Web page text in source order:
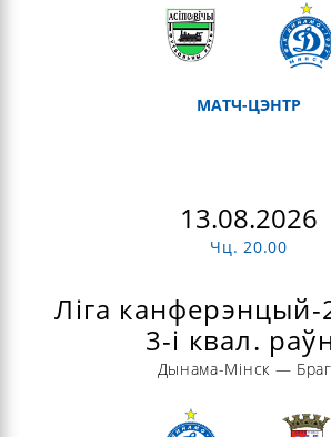
МАТЧ-ЦЭНТР
13.08.2026
Чц. 20.00
Ліга
3-і квал.
Дынама-Мінск —